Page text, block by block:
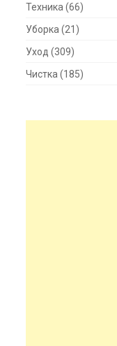
Техника (66)
Уборка (21)
Уход (309)
Чистка (185)